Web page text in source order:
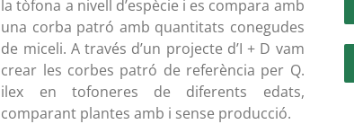
la tòfona a nivell d’espècie i es compara amb
una corba patró amb quantitats conegudes
de miceli. A través d’un projecte d’I + D vam
crear les corbes patró de referència per Q.
ilex en tofoneres de diferents edats,
comparant plantes amb i sense producció.